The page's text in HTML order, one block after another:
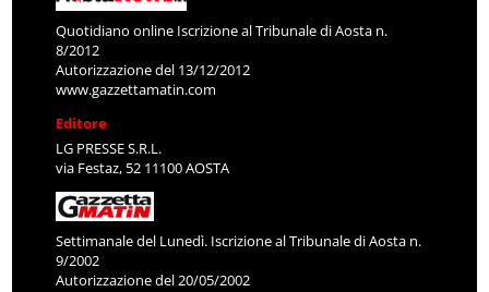
Quotidiano online Iscrizione al Tribunale di Aosta n.
8/2012
Autorizzazione del 13/12/2012
www.gazzettamatin.com
Editore
LG PRESSE S.R.L.
via Festaz, 52 11100 AOSTA
Settimanale del Lunedì. Iscrizione al Tribunale di Aosta n.
9/2002
Autorizzazione del 20/05/2002